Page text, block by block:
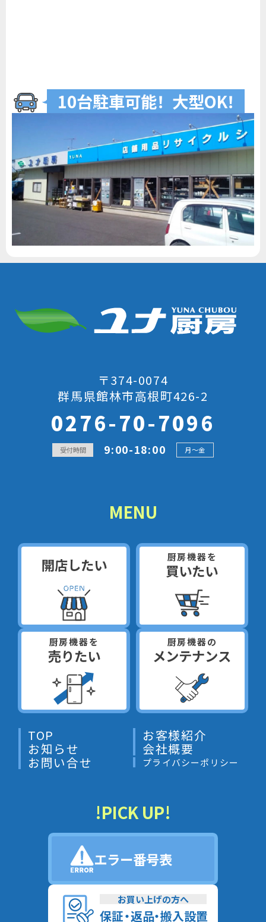
10台駐車可能！ 大型OK！
〒374-0074
群馬県館林市高根町426-2
0276-70-7096
受付時間 9:00-18:00 月～金
MENU
開店したい 厨房機器を
買いたい
厨房機器を
売りたい
厨房機器の
メンテナンス
TOP お客様紹介
お知らせ 会社概要
お問い合せ プライバシーポリシー
!PICK UP!
エラー番号表
お買い上げの方へ
保証・返品・搬入設置